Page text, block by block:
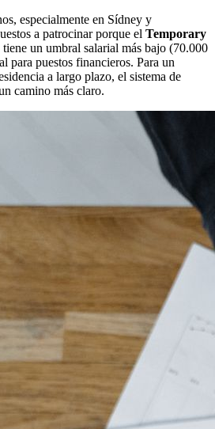
especialmente en Sídney y
a patrocinar porque el Temporary
tiene un umbral salarial más bajo (70.000
puestos financieros. Para un
a largo plazo, el sistema de
camino más claro.